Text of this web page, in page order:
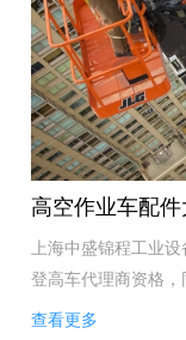
高空作业车配件
上海中盛锦程工业
登高车代理商资格，
供捷尔杰品牌设备*
查看更多